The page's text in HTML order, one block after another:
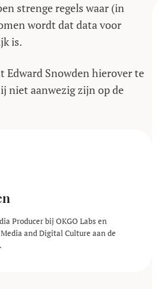
strenge regels waar (in
wordt dat data voor
is.
Edward Snowden hierover te
niet aanwezig zijn op de
Producer bij OKGO Labs en
and Digital Culture aan de